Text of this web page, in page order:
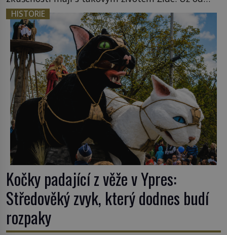
středověku jsou totiž v každou chvíli nuceni v
nějakém žít. Mezi ty nejslavnější patří i římské
ghetto založené v roce 1555. Pokud jde o vztah
k Židům, nemá se Řím čím chlubit. […]
HISTORIE
Kočky padající z věže v Ypres:
Středověký zvyk, který dodnes budí
rozpaky